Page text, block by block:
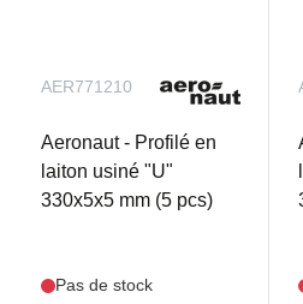
AER771210
Aeronaut - Profilé en
laiton usiné "U"
330x5x5 mm (5 pcs)
Pas de stock